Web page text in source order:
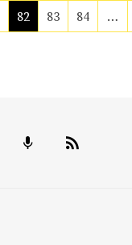
82 83 84 …